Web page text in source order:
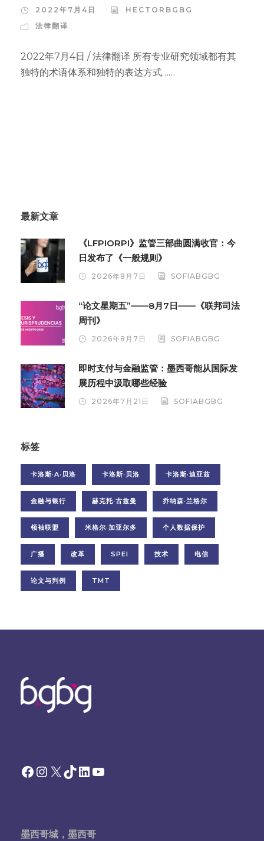
2022年7月4日
HECTORBGBG
法律翻译
2022年7月4日 / 法律翻译 所有专业研究领域都有其
独特的术语体系和独特的表达方式……
最新文章
《LFPIORPI》监管三部曲圆满收官：今
日发布了《一般规则》
2026年8月7日 SOFIABGBG
“论文星期五”——8月7日——《联邦司法
周刊》
2026年8月7日 SOFIABGBG
即时支付与金融监管：墨西哥能从国际发
展历程中汲取哪些经验
2026年7月21日 SOFIABGBG
标签
卡洛斯·A·贝洛 卡洛斯·贝洛 卡洛斯·迪亚兹
金融与银行 赫克托·古兹曼 乔纳森·兰格尔
领袖联盟 米格尔·加亚尔多 个人数据保护
广播 改革 SPEI 技术 电信
论文与判例 TMT
Facebook Instagram X TikTok 领英YouTube
墨西哥城，墨西哥